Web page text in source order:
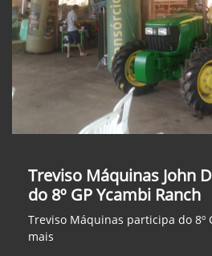
Treviso Máquinas John
do 8º GP Ycambi Ranch
Treviso Máquinas participa do 8º
mais